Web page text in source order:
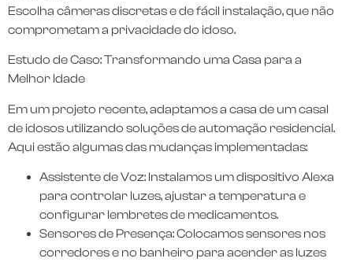
Escolha câmeras discretas e de fácil instalação, que não
comprometam a privacidade do idoso.
Estudo de Caso: Transformando uma Casa para a
Melhor Idade
Em um projeto recente, adaptamos a casa de um casal
de idosos utilizando soluções de automação residencial.
Aqui estão algumas das mudanças implementadas:
Assistente de Voz: Instalamos um dispositivo Alexa
para controlar luzes, ajustar a temperatura e
configurar lembretes de medicamentos.
Sensores de Presença: Colocamos sensores nos
corredores e no banheiro para acender as luzes